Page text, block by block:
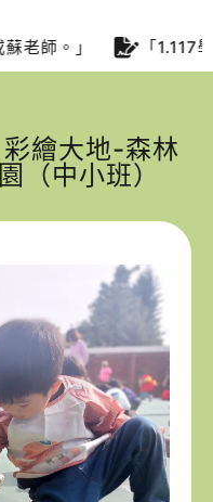
「1.117學年度小、
繪大地-森林
（中小班）